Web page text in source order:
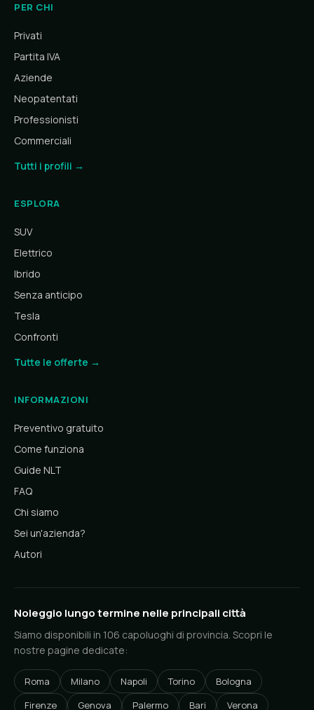
PER CHI
Privati
Partita IVA
Aziende
Neopatentati
Professionisti
Commerciali
Tutti i profili →
ESPLORA
SUV
Elettrico
Ibrido
Senza anticipo
Tesla
Confronti
Tutte le offerte →
INFORMAZIONI
Preventivo gratuito
Come funziona
Guide NLT
FAQ
Chi siamo
Sei un'azienda?
Autori
Noleggio lungo termine nelle principali città
Siamo disponibili in 106 capoluoghi di provincia. Scopri le
nostre pagine dedicate:
Roma Milano Napoli Torino
Bologna
Firenze
Genova Palermo Bari Verona